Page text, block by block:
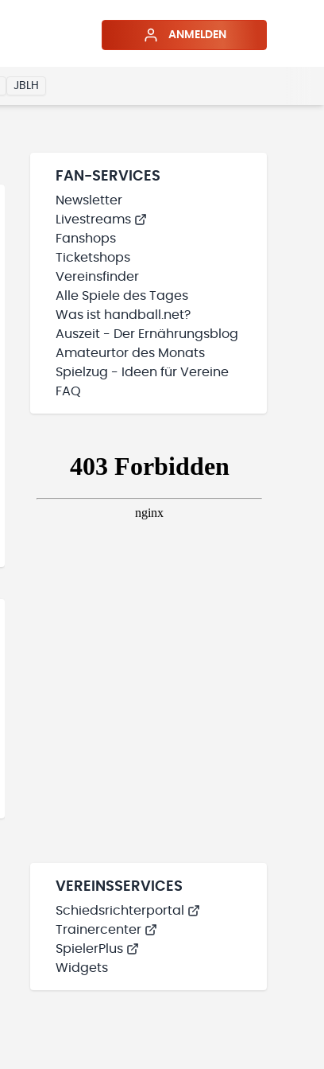
ANMELDEN
JBLH
FAN-SERVICES
Newsletter
Livestreams
Fanshops
Ticketshops
Vereinsfinder
Alle Spiele des Tages
Was ist handball.net?
Auszeit - Der Ernährungsblog
Amateurtor des Monats
Spielzug - Ideen für Vereine
FAQ
VEREINSSERVICES
Schiedsrichterportal
Trainercenter
SpielerPlus
Widgets